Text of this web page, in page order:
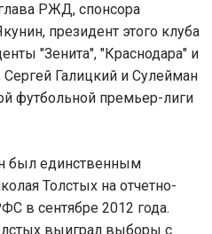
РЖД, спонсора
президент этого клуба
"Зенита", "Краснодара" и
Галицкий и Сулейман
футбольной премьер-лиги
был единственным
Толстых на отчетно-
в сентябре 2012 года.
выиграл выборы с